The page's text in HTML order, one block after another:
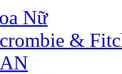
Nữ
&